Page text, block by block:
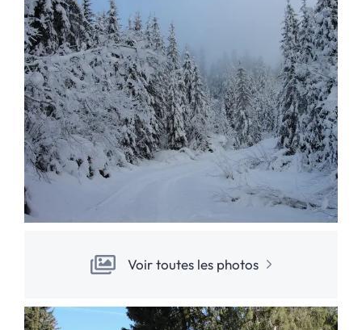
Voir toutes les photos